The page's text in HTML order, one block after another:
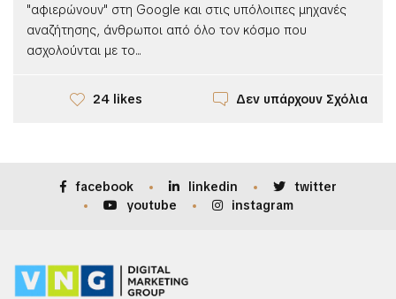
"αφιερώνουν" στη Google και στις υπόλοιπες μηχανές
αναζήτησης, άνθρωποι από όλο τον κόσμο που
ασχολούνται με το...
24 likes Δεν υπάρχουν Σχόλια
facebook linkedin
twitter
youtube
instagram